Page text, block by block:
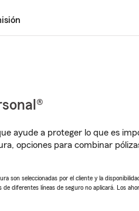
ayude a proteger lo que es
opciones para combinar
son seleccionadas por el cliente y la
diferentes líneas de seguro no aplicará. Los